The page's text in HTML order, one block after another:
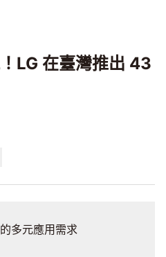
灣推出 43 吋 4K 智慧顯示器
LG 在臺灣推出 43
多元應用需求